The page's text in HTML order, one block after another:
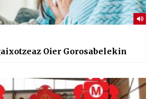
Oier Gorosabelekin